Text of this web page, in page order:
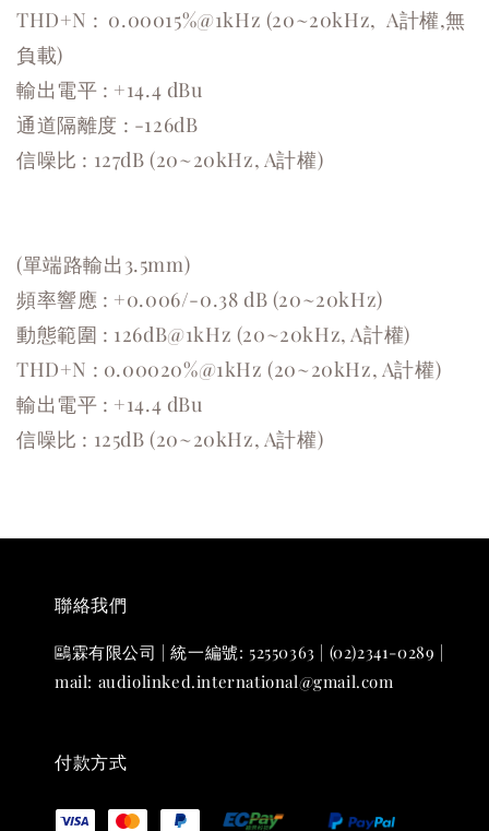
THD+N : 0.00015%@1kHz (20~20kHz, A計權,無
負載)
輸出電平 : +14.4 dBu
通道隔離度 : -126dB
信噪比 : 127dB (20~20kHz, A計權)
(單端路輸出3.5mm)
頻率響應 : +0.006/-0.38 dB (20~20kHz)
動態範圍 : 126dB@1kHz (20~20kHz, A計權)
THD+N : 0.00020%@1kHz (20~20kHz, A計權)
輸出電平 : +14.4 dBu
信噪比 : 125dB (20~20kHz, A計權)
聯絡我們
鷗霖有限公司 | 統一編號: 52550363 | (02)2341-0289 |
mail: audiolinked.international@gmail.com
付款方式